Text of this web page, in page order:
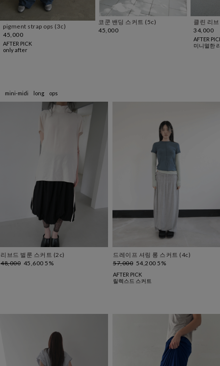
코쿤 밴딩 스커트 (5c)
45,000
클린 리브드 스커트 (5c)
34,000
maxi
29,000
only after
↘ 에프터
mini-midi long ops
리브드 벌룬 스커트 (2c)
48,000 45,600 5%
드레이프 셔링 롱 스커트 (4c)
57,000 54,200 5%
AFTER PICK
릴렉스드 스커트